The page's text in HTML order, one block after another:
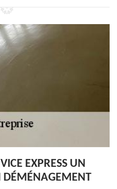
EXPRESS UN
DÉMÉNAGEMENT